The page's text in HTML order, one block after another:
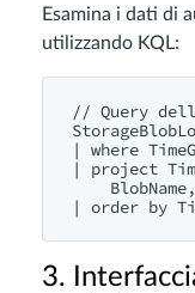
Esamina i dati di
utilizzando KQL:
// Query
| where
| project
3.